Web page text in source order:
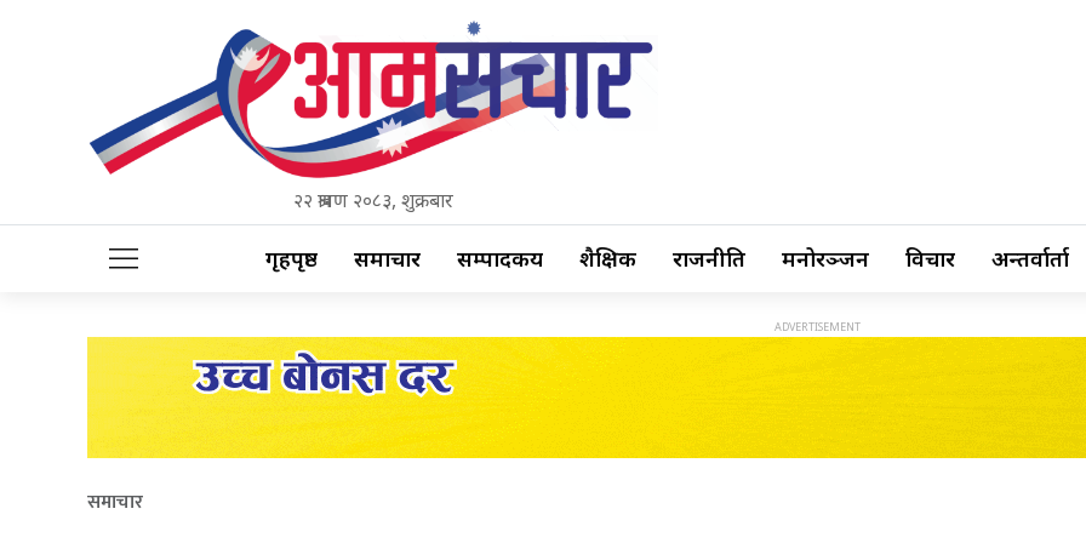
२२ श्रावण २०८३, शुक्रबार
गृहपृष्ठ समाचार सम्पादकीय शैक्षिक राजनीति मनोरञ्जन विचार अन्तर्वार्ता
समाचार